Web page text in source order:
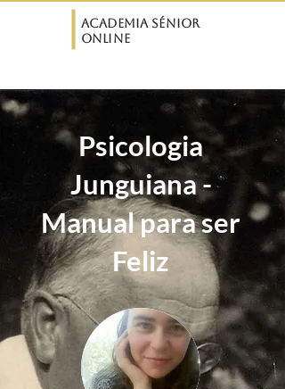
Academia Sénior
Online
Psicologia
Junguiana -
Manual para ser
Feliz